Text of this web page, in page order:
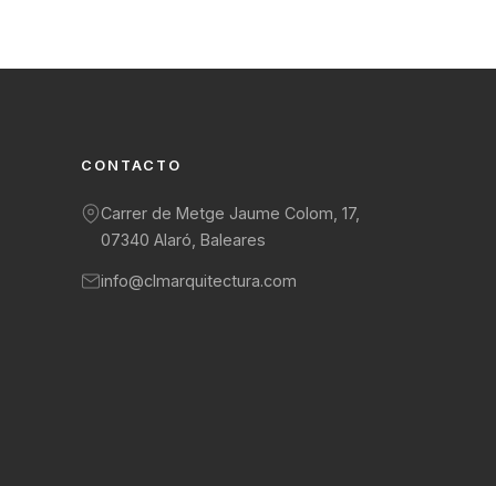
CONTACTO
Carrer de Metge Jaume Colom, 17,
07340 Alaró, Baleares
info@clmarquitectura.com